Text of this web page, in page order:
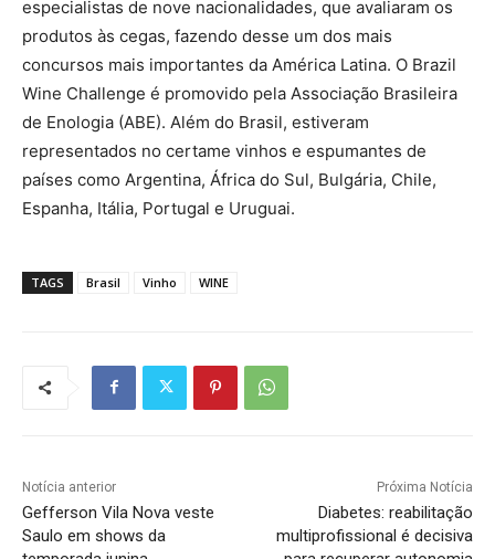
especialistas de nove nacionalidades, que avaliaram os
produtos às cegas, fazendo desse um dos mais
concursos mais importantes da América Latina. O Brazil
Wine Challenge é promovido pela Associação Brasileira
de Enologia (ABE). Além do Brasil, estiveram
representados no certame vinhos e espumantes de
países como Argentina, África do Sul, Bulgária, Chile,
Espanha, Itália, Portugal e Uruguai.
TAGS Brasil Vinho WINE
Notícia anterior
Gefferson Vila Nova veste
Saulo em shows da
Próxima Notícia
Diabetes: reabilitação
multiprofissional é decisiva